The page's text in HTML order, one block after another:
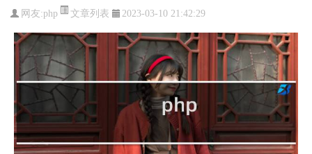
网友:php 文章列表 2023-03-10 21:42:29